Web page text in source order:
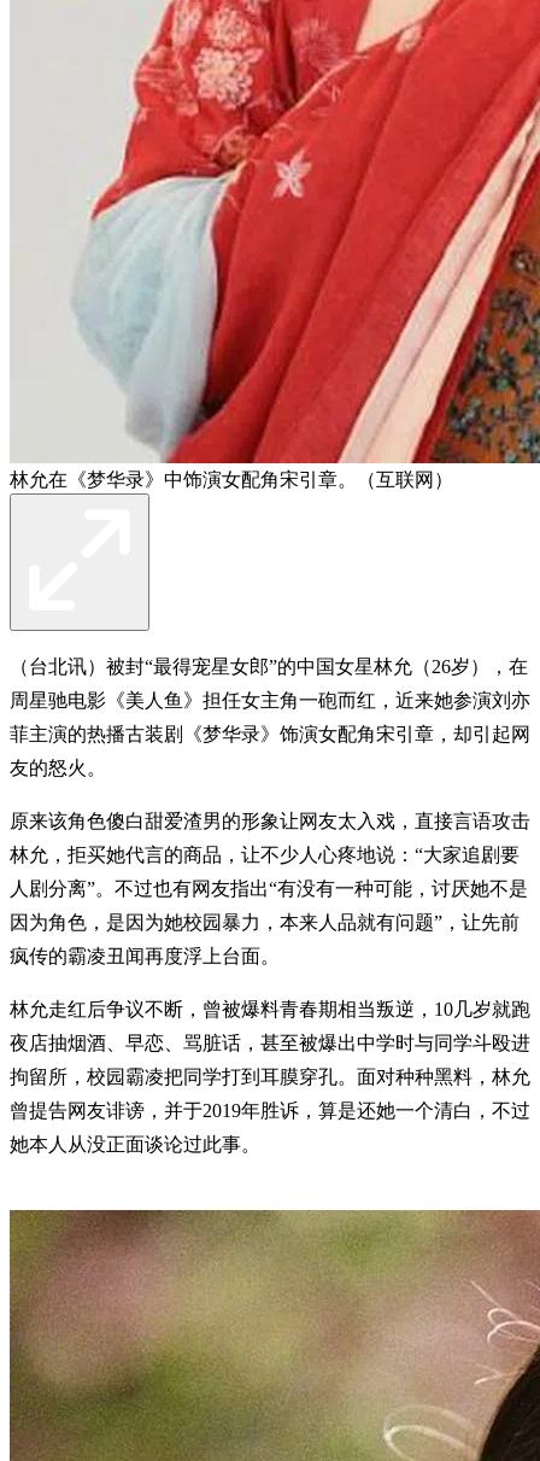
林允在《梦华录》中饰演女配角宋引章。（互联网）
（台北讯）被封“最得宠星女郎”的中国女星林允（26岁），在
周星驰电影《美人鱼》担任女主角一砲而红，近来她参演刘亦
菲主演的热播古装剧《梦华录》饰演女配角宋引章，却引起网
友的怒火。
原来该角色傻白甜爱渣男的形象让网友太入戏，直接言语攻击
林允，拒买她代言的商品，让不少人心疼地说：“大家追剧要
人剧分离”。不过也有网友指出“有没有一种可能，讨厌她不是
因为角色，是因为她校园暴力，本来人品就有问题​”，让先前
疯传的霸凌丑闻再度浮上台面。
林允走红后争议不断，曾被爆料青春期相当叛逆，10几岁就跑
夜店抽烟酒、早恋、骂脏话，甚至被爆出中学时与同学斗殴进
拘留所，校园霸凌把同学打到耳膜穿孔。面对种种黑料，林允
曾提告网友诽谤，并于2019年胜诉，算是还她一个清白，不过
她本人从没正面谈论过此事。